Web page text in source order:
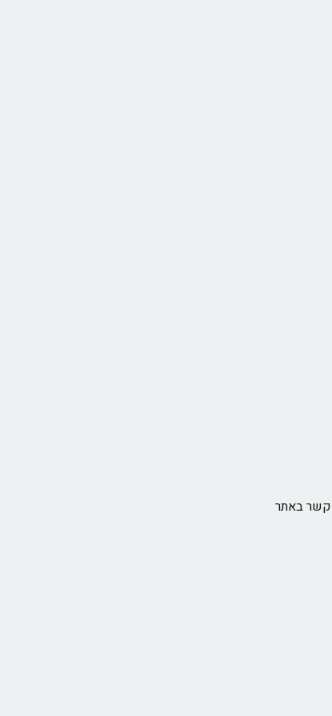
קשר באתר